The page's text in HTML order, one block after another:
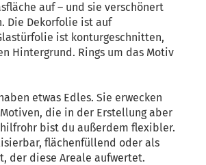
auf – und sie verschönert
Die Dekorfolie ist auf
ist konturgeschnitten,
Hintergrund. Rings um das Motiv
etwas Edles. Sie erwecken
die in der Erstellung aber
bist du außerdem flexibler.
flächenfüllend oder als
der diese Areale aufwertet.